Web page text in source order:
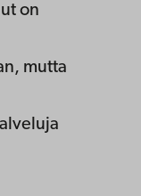
on
mutta